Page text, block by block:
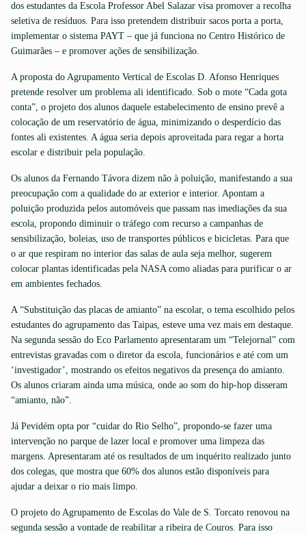
dos estudantes da Escola Professor Abel Salazar visa promover a recolha
seletiva de resíduos. Para isso pretendem distribuir sacos porta a porta,
implementar o sistema PAYT – que já funciona no Centro Histórico de
Guimarães – e promover ações de sensibilização.
A proposta do Agrupamento Vertical de Escolas D. Afonso Henriques
pretende resolver um problema ali identificado. Sob o mote “Cada gota
conta”, o projeto dos alunos daquele estabelecimento de ensino prevê a
colocação de um reservatório de água, minimizando o desperdício das
fontes ali existentes. A água seria depois aproveitada para regar a horta
escolar e distribuir pela população.
Os alunos da Fernando Távora dizem não à poluição, manifestando a sua
preocupação com a qualidade do ar exterior e interior. Apontam a
poluição produzida pelos automóveis que passam nas imediações da sua
escola, propondo diminuir o tráfego com recurso a campanhas de
sensibilização, boleias, uso de transportes públicos e bicicletas. Para que
o ar que respiram no interior das salas de aula seja melhor, sugerem
colocar plantas identificadas pela NASA como aliadas para purificar o ar
em ambientes fechados.
A “Substituição das placas de amianto” na escolar, o tema escolhido pelos
estudantes do agrupamento das Taipas, esteve uma vez mais em destaque.
Na segunda sessão do Eco Parlamento apresentaram um “Telejornal” com
entrevistas gravadas com o diretor da escola, funcionários e até com um
‘investigador’, mostrando os efeitos negativos da presença do amianto.
Os alunos criaram ainda uma música, onde ao som do hip-hop disseram
“amianto, não”.
Já Pevidém opta por “cuidar do Rio Selho”, propondo-se fazer uma
intervenção no parque de lazer local e promover uma limpeza das
margens. Apresentaram até os resultados de um inquérito realizado junto
dos colegas, que mostra que 60% dos alunos estão disponíveis para
ajudar a deixar o rio mais limpo.
O projeto do Agrupamento de Escolas do Vale de S. Torcato renovou na
segunda sessão a vontade de reabilitar a ribeira de Couros. Para isso